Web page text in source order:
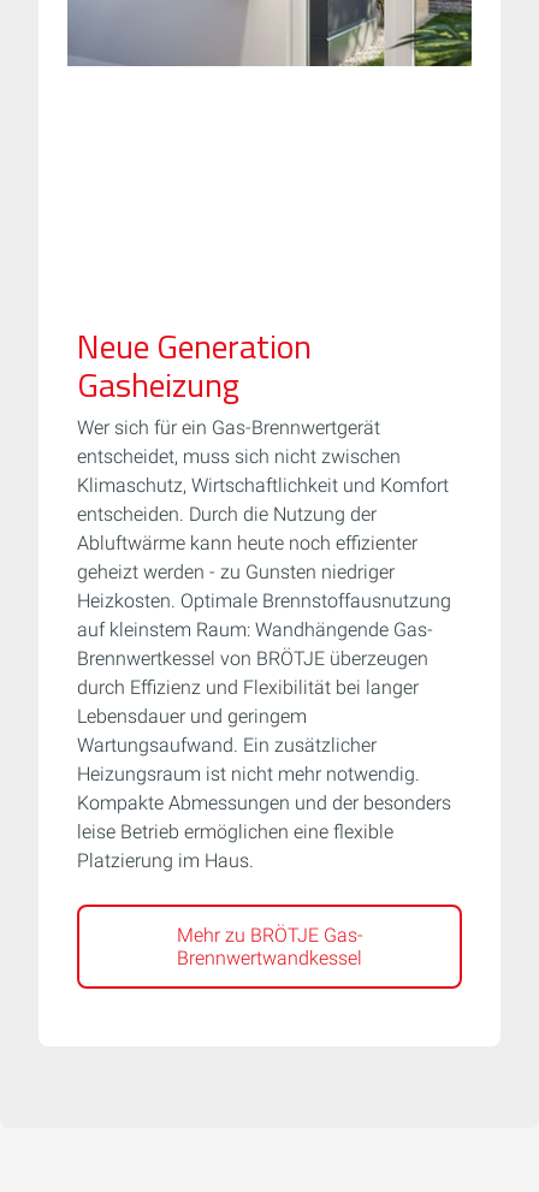
Neue Generation
Gasheizung
Wer sich für ein Gas-Brennwertgerät
entscheidet, muss sich nicht zwischen
Klimaschutz, Wirtschaftlichkeit und Komfort
entscheiden. Durch die Nutzung der
Abluftwärme kann heute noch effizienter
geheizt werden - zu Gunsten niedriger
Heizkosten. Optimale Brennstoffausnutzung
auf kleinstem Raum: Wandhängende Gas-
Brennwertkessel von BRÖTJE überzeugen
durch Effizienz und Flexibilität bei langer
Lebensdauer und geringem
Wartungsaufwand. Ein zusätzlicher
Heizungsraum ist nicht mehr notwendig.
Kompakte Abmessungen und der besonders
leise Betrieb ermöglichen eine flexible
Platzierung im Haus.
Mehr zu BRÖTJE Gas-
Brennwertwandkessel